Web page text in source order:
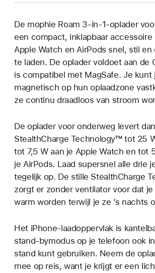
De mophie Roam 3-in-1-oplader
een compact, inklapbaar accessoire
Apple Watch en AirPods snel, stil en
te laden. De oplader voldoet aan de
is compatibel met MagSafe. Je kunt
magnetisch op hun oplaadzone
ze continu draadloos van stroom
De oplader voor onderweg levert
StealthCharge Technology™ tot 25
tot 7,5 W aan je Apple Watch en tot
je AirPods. Laad supersnel alle drie
tegelijk op. De stille StealthCharge
zorgt er zonder ventilator voor dat
warm worden terwijl je ze ’s nachts
Het iPhone-laadoppervlak is
stand-bymodus op je telefoon ook
stand kunt gebruiken. Neem de
mee op reis, want je krijgt er een